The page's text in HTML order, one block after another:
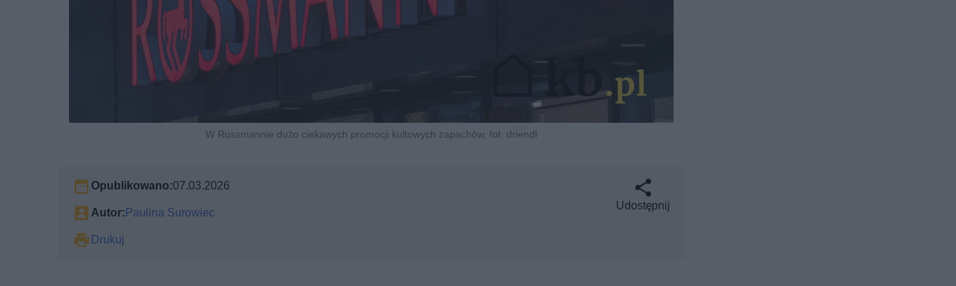
W Rossmannie dużo ciekawych promocji kultowych zapachów, fot. driendl
Opublikowano:07.03.2026
Autor:Paulina Surowiec
Drukuj
Udostępnij